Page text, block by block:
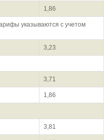
1,86
указываются с учетом
3,23
3,71
1,86
3,81